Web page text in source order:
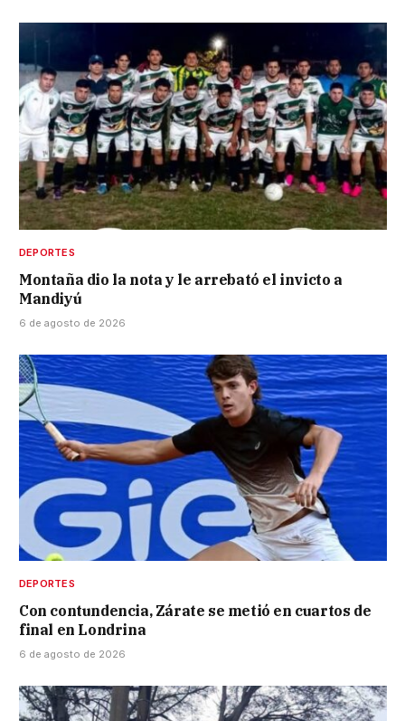
DEPORTES
Montaña dio la nota y le arrebató el invicto a
Mandiyú
6 de agosto de 2026
DEPORTES
Con contundencia, Zárate se metió en cuartos de
final en Londrina
6 de agosto de 2026